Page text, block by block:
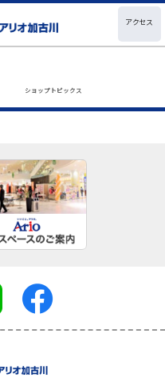
アクセス
ショップトピックス